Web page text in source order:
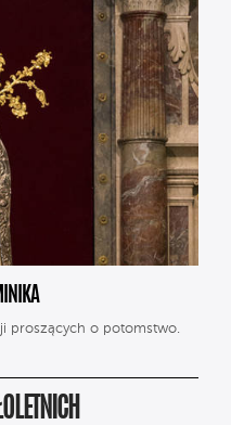
proszących o potomstwo.